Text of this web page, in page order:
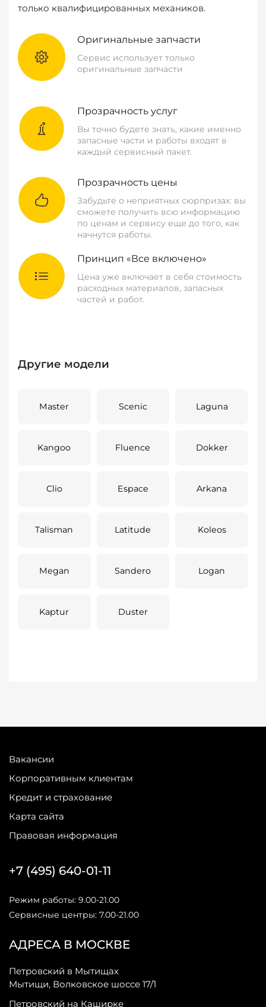
только квалифицированных механиков.
Оригинальные запчасти
Сервис использует только
оригинальные запчасти
Прозрачность услуг
Вы точно будете знать, какие именно
запасные части и работы входят в
каждый сервисный пакет.
Прозрачность цены
Забудьте о неприятных сюрпризах: вы
сможете получить всю информацию
по ценам и сервису еще до того, как
начнутся работы.
Принцип «Все включено»
Цена уже включает в себя стоимость
расходных материалов, запасных
частей и работ.
Другие модели
Master Scenic Laguna
Kangoo Fluence Dokker
Clio Espace Arkana
Talisman Latitude Koleos
Megan Sandero Logan
Kaptur Duster
Вакансии
Корпоративным клиентам
Кредит и страхование
Карта сайта
Правовая информация
АДРЕСА В МОСКВЕ
Петровский в Мытищах
Мытищи, Волковское шоссе 17/1
Петровский на Каширке
+7 (495) 640-01-11
Режим работы: 9.00-21.00
Сервисные центры: 7.00-21.00